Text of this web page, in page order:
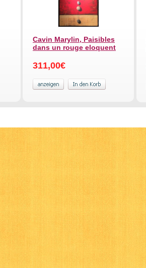
Cavin Marylin, Paisibles
dans un rouge eloquent
311,00€